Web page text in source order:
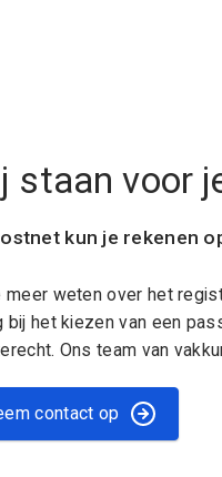
staan voor
kun je rekenen
meer weten over het
bij het kiezen van een
Ons team van
contact op